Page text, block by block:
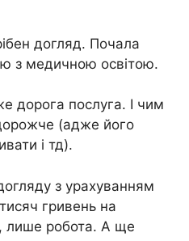
догляд. Почала
з медичною освітою.
дорога послуга. І чим
(адже його
і тд).
з урахуванням
гривень на
лише робота. А ще